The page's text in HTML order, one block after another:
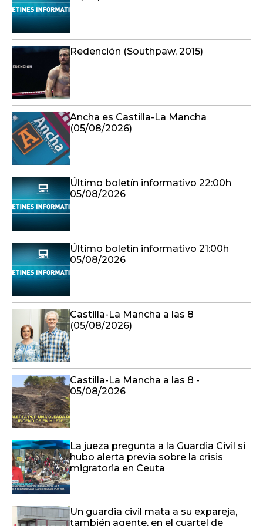
Redención (Southpaw, 2015)
Ancha es Castilla-La Mancha
(05/08/2026)
Último boletín informativo 22:00h
05/08/2026
Último boletín informativo 21:00h
05/08/2026
Castilla-La Mancha a las 8
(05/08/2026)
Castilla-La Mancha a las 8 -
05/08/2026
La jueza pregunta a la Guardia Civil si
hubo alerta previa sobre la crisis
migratoria en Ceuta
Un guardia civil mata a su expareja,
también agente, en el cuartel de